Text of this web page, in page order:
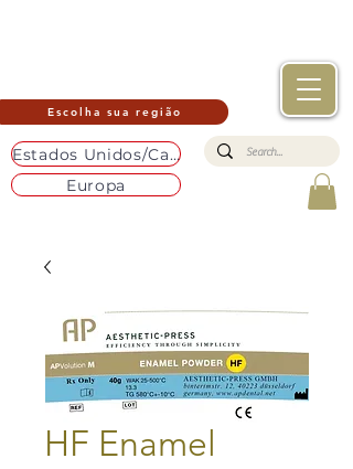
Escolha sua região
Estados Unidos/Canadá
Europa
HF Enamel